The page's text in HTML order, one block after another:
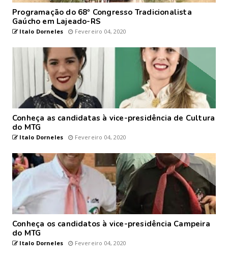
Programação do 68º Congresso Tradicionalista
Gaúcho em Lajeado-RS
Italo Dorneles Fevereiro 04, 2020
Conheça as candidatas à vice-presidência de Cultura
do MTG
Italo Dorneles Fevereiro 04, 2020
Conheça os candidatos à vice-presidência Campeira
do MTG
Italo Dorneles Fevereiro 04, 2020